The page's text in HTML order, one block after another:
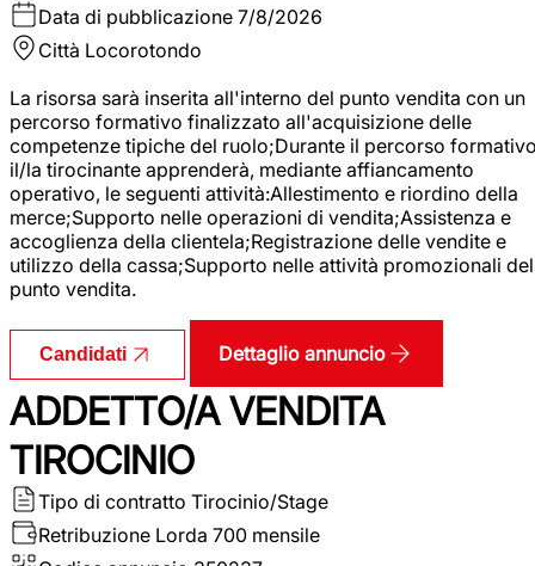
Data di pubblicazione 7/8/2026
Città Locorotondo
La risorsa sarà inserita all'interno del punto vendita con un
percorso formativo finalizzato all'acquisizione delle
competenze tipiche del ruolo;Durante il percorso
il/la tirocinante apprenderà, mediante affiancamento
operativo, le seguenti attività:Allestimento e riordino della
merce;Supporto nelle operazioni di vendita;Assistenza e
accoglienza della clientela;Registrazione delle vendite e
utilizzo della cassa;Supporto nelle attività promozionali del
punto vendita.
Candidati Dettaglio annuncio
ADDETTO/A VENDITA
TIROCINIO
Tipo di contratto Tirocinio/Stage
Retribuzione Lorda 700 mensile